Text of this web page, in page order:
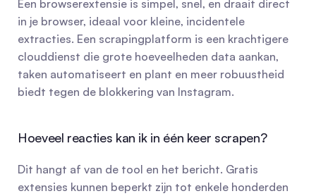
Een browserextensie is simpel, snel, en draait direct
in je browser, ideaal voor kleine, incidentele
extracties. Een scrapingplatform is een krachtigere
clouddienst die grote hoeveelheden data aankan,
taken automatiseert en plant en meer robuustheid
biedt tegen de blokkering van Instagram.
Hoeveel reacties kan ik in één keer scrapen?
Dit hangt af van de tool en het bericht. Gratis
extensies kunnen beperkt zijn tot enkele honderden